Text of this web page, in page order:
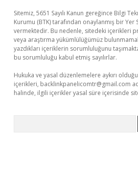
Sitemiz, 5651 Sayılı Kanun gereğince Bilgi
Kurumu (BTK) tarafından onaylanmış bir Yer
vermektedir. Bu nedenle, sitedeki içerikleri
veya araştırma yükümlülüğümüz
yazdıkları içeriklerin sorumluluğunu
bu sorumluluğu kabul etmiş sayılırlar.
Hukuka ve yasal düzenlemelere aykırı
içerikleri, backlinkpanelicomtr@gmail.com
halinde, ilgili içerikler yasal süre içerisinde